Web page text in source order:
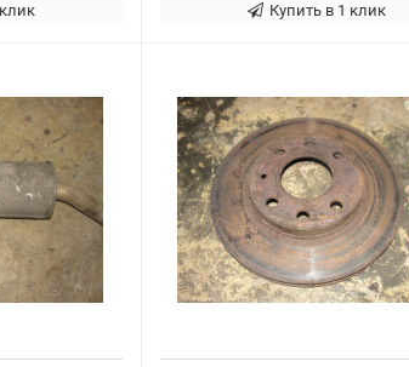
Купить в 1 клик